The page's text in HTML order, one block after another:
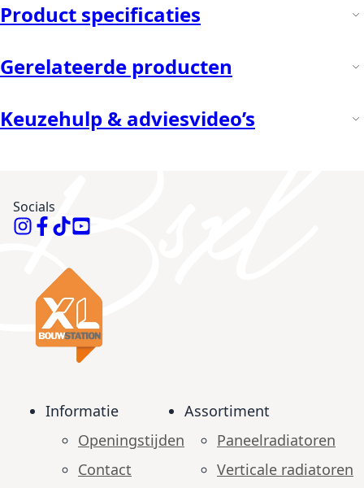
Product specificaties
Gerelateerde producten
Keuzehulp & adviesvideo’s
Socials
Informatie
Openingstijden
Contact
Assortiment
Paneelradiatoren
Verticale radiatoren